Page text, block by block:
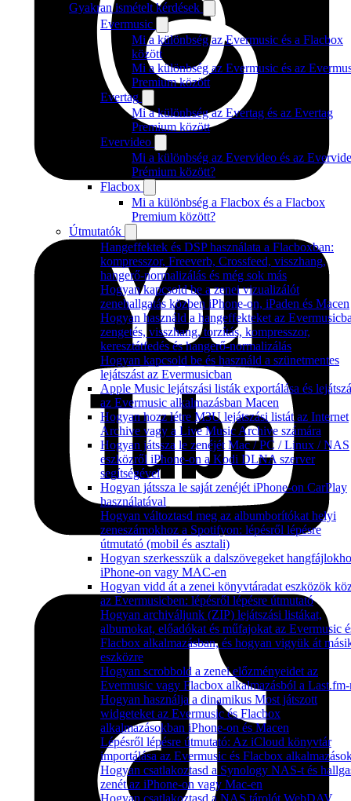
Gyakran ismételt kérdések
Evermusic
Mi a különbség az Evermusic és a Flacbox
között
Mi a különbség az Evermusic és az
Premium között
Evertag
Mi a különbség az Evertag és az Evertag
Premium között
Evervideo
Mi a különbség az Evervideo és az
Prémium között?
Flacbox
Mi a különbség a Flacbox és a Flacbox
Premium között?
Útmutatók
Hangeffektek és DSP használata a Flacboxban:
kompresszor, Freeverb, Crossfeed, visszhang,
hangerő-normalizálás és még sok más
Hogyan kapcsold be a zenei vizualizálót
zenehallgatás közben iPhone-on, iPaden és Macen
Hogyan használd a hangeffekteket az
zengetés, visszhang, torzítás, kompresszor,
keresztátfedés és hangerő-normalizálás
Hogyan kapcsold be és használd a szünetmentes
lejátszást az Evermusicban
Apple Music lejátszási listák exportálása és
az Evermusic alkalmazásban Macen
Hogyan hozz létre M3U lejátszási listát az Internet
Archive vagy a Live Music Archive számára
Hogyan játssza le zenéjét Mac / PC / Linux / NAS
eszközről iPhone-on a Kodi DLNA szerver
segítségével
Hogyan játssza le saját zenéjét iPhone-on CarPlay
használatával
Hogyan változtasd meg az albumborítókat helyi
zeneszámokhoz a Spotifyon: lépésről lépésre
útmutató (mobil és asztali)
Hogyan szerkesszük a dalszövegeket
iPhone-on vagy MAC-en
Hogyan vidd át a zenei könyvtáradat eszközök
az Evermusicben: lépésről lépésre útmutató
Hogyan archiváljunk (ZIP) lejátszási listákat,
albumokat, előadókat és műfajokat az Evermusic
Flacbox alkalmazásban, és hogyan vigyük át
eszközre
Hogyan scrobbold a zenei előzményeidet az
Evermusic vagy Flacbox alkalmazásból a Last.fm-
Hogyan használja a dinamikus Most játszott
widgeteket az Evermusic és Flacbox
alkalmazásokban iPhone-on és Macen
Lépésről lépésre útmutató: Az iCloud könyvtár
importálása az Evermusic és Flacbox
Hogyan csatlakoztasd a Synology NAS-t és
zenét az iPhone-on vagy Mac-en
Hogyan csatlakoztasd a NAS tárolót WebDAV